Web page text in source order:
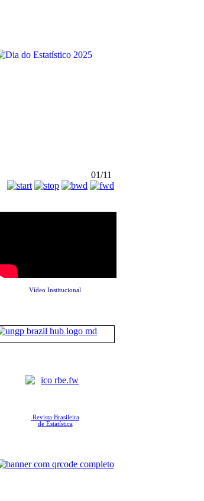
01/11
Vídeo Institucional
Revista Brasileira
de Estatística